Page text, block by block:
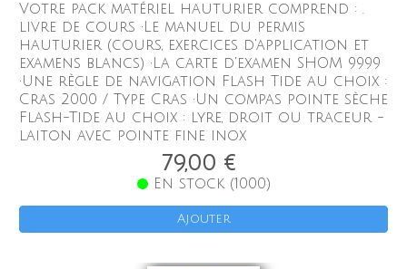
Votre pack matériel hauturier comprend : .
livre de cours •Le manuel du permis
hauturier (cours, exercices d'application et
examens blancs) •La carte d'examen SHOM 9999
•Une règle de navigation Flash Tide au choix :
Cras 2000 / Type Cras •Un compas pointe sèche
Flash-Tide au choix : lyre, droit ou traceur -
laiton avec pointe fine inox
79,00 €
En stock (1000)
Ajouter